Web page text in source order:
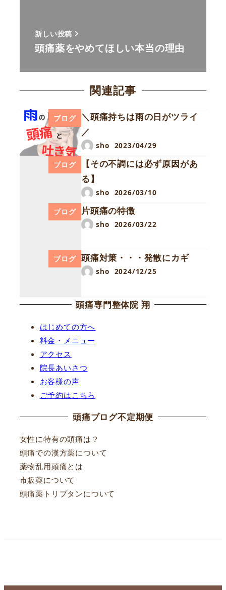
新しい投稿
頭痛薬をやめてほしい本当の理由
関連記事
ブログ
＼頭痛持ちは雨の日がツライ
／
sho 2023/04/29
ブログ
【その不調には必ず原因があ
る】
sho 2026/03/10
ブログ
片頭痛の特徴
sho 2026/03/22
ブログ 頭痛対策・・・発散にカギ
sho 2024/12/25
頭痛専門整体院 翔
はじめての方へ
料金・メニュー
アクセス
院長あいさつ
お客様の声
ご予約はこちら
頭痛ブログ不定期便
女性に特有の頭痛は？
頭痛での漢方薬について
薬物乱用頭痛とは
市販薬について
頭痛薬トリプタンについて